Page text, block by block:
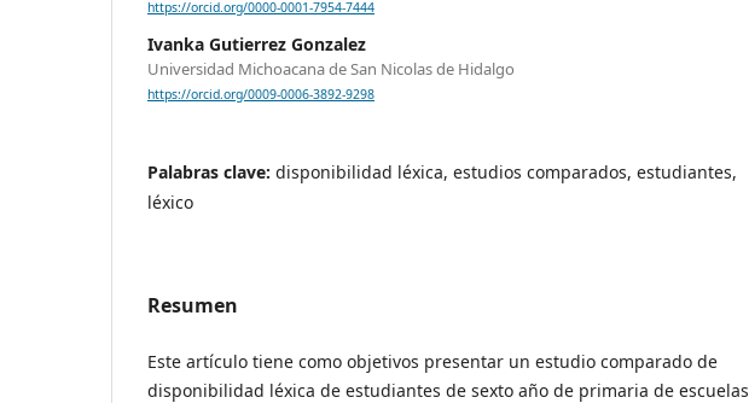
https://orcid.org/0000-0001-7954-7444
Ivanka Gutierrez Gonzalez
Universidad Michoacana de San Nicolas de Hidalgo
https://orcid.org/0009-0006-3892-9298
Palabras clave: disponibilidad léxica, estudios comparados, estudiantes,
léxico
Resumen
Este artículo tiene como objetivos presentar un estudio comparado de
disponibilidad léxica de estudiantes de sexto año de primaria de escuelas